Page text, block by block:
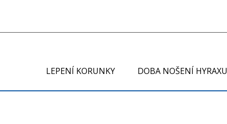
LEPENÍ KORUNKY DOBA NOŠENÍ HYRAXU